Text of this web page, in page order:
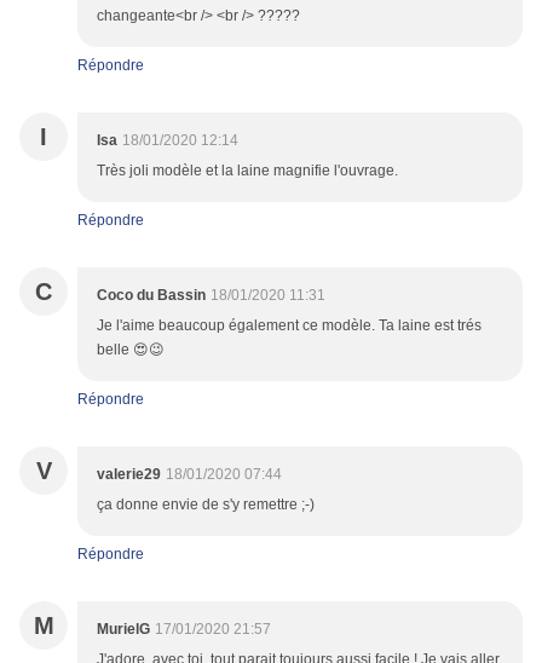
changeante<br /> <br /> ?????
Répondre
I Isa 18/01/2020 12:14
Très joli modèle et la laine magnifie l'ouvrage.
Répondre
C Coco du Bassin 18/01/2020 11:31
Je l'aime beaucoup également ce modèle. Ta laine est trés
belle 😍😉
Répondre
V valerie29 18/01/2020 07:44
ça donne envie de s'y remettre ;-)
Répondre
M MurielG 17/01/2020 21:57
J'adore, avec toi, tout parait toujours aussi facile ! Je vais aller